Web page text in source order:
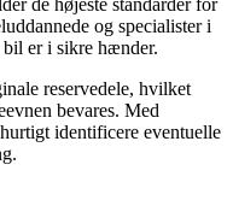
og specialister i
er i sikre hænder.
reservedele, hvilket
bevares. Med
identificere eventuelle